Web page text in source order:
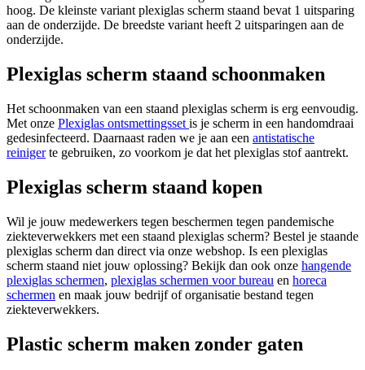
hoog. De kleinste variant plexiglas scherm staand bevat 1 uitsparing
aan de onderzijde. De breedste variant heeft 2 uitsparingen aan de
onderzijde.
Plexiglas scherm staand schoonmaken
Het schoonmaken van een staand plexiglas scherm is erg eenvoudig.
Met onze Plexiglas ontsmettingsset is je scherm in een handomdraai
gedesinfecteerd. Daarnaast raden we je aan een antistatische
reinigerte gebruiken, zo voorkom je dat het plexiglas stof aantrekt.
Plexiglas scherm staand kopen
Wil je jouw medewerkers tegen beschermen tegen pandemische
ziekteverwekkers met een staand plexiglas scherm? Bestel je staande
plexiglas scherm dan direct via onze webshop. Is een plexiglas
scherm staand niet jouw oplossing? Bekijk dan ook onze hangende
plexiglas schermen, plexiglas schermen voor bureau en horeca
schermen en maak jouw bedrijf of organisatie bestand tegen
ziekteverwekkers.
Plastic scherm maken zonder gaten